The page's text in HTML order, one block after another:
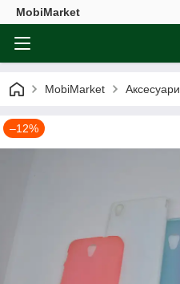
MobiMarket
MobiMarket Аксесуари
–12%